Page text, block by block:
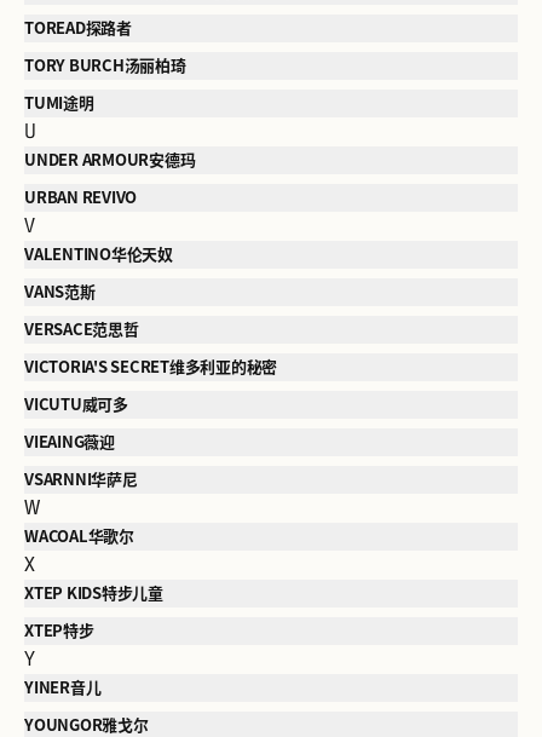
TOREAD探路者
TORY BURCH汤丽柏琦
TUMI途明
U
UNDER ARMOUR安德玛
URBAN REVIVO
V
VALENTINO华伦天奴
VANS范斯
VERSACE范思哲
VICTORIA'S SECRET维多利亚的秘密
VICUTU威可多
VIEAING薇迎
VSARNNI华萨尼
W
WACOAL华歌尔
X
XTEP KIDS特步儿童
XTEP特步
Y
YINER音儿
YOUNGOR雅戈尔